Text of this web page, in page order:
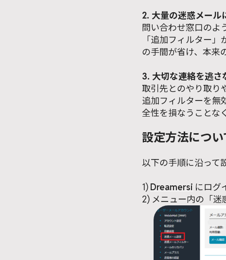
2. 大量の迷惑メール
問い合わせ窓口のよ
「追加フィルター
の手間が省け、本来
3. 大切な連絡を逃さ
取引先とのやり取り
追加フィルターを無
全性を損なうことな
設定方法につい
以下の手順に沿って
1) Dreamersi にログ
2) メニュー内の「迷